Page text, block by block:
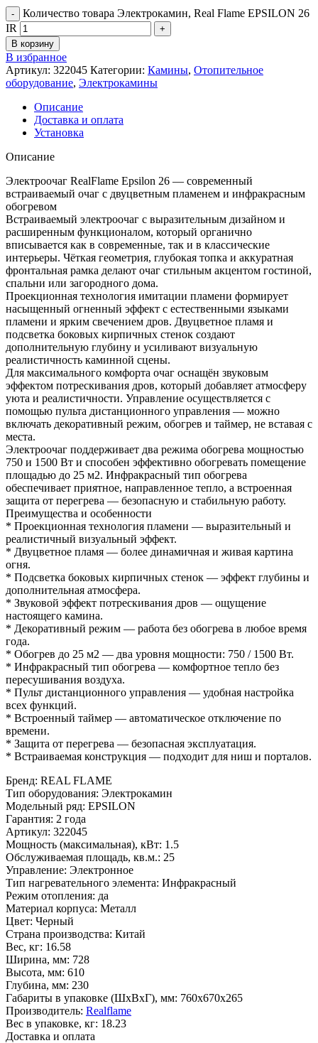
Количество товара Электрокамин, Real Flame EPSILON 26
IR
В корзину
В избранное
Артикул: 322045 Категории: Камины, Отопительное
оборудование, Электрокамины
Описание
Доставка и оплата
Установка
Описание
Электроочаг RealFlame Epsilon 26 — современный
встраиваемый очаг с двуцветным пламенем и инфракрасным
обогревом
Встраиваемый электроочаг с выразительным дизайном и
расширенным функционалом, который органично
вписывается как в современные, так и в классические
интерьеры. Чёткая геометрия, глубокая топка и аккуратная
фронтальная рамка делают очаг стильным акцентом гостиной,
спальни или загородного дома.
Проекционная технология имитации пламени формирует
насыщенный огненный эффект с естественными языками
пламени и ярким свечением дров. Двуцветное пламя и
подсветка боковых кирпичных стенок создают
дополнительную глубину и усиливают визуальную
реалистичность каминной сцены.
Для максимального комфорта очаг оснащён звуковым
эффектом потрескивания дров, который добавляет атмосферу
уюта и реалистичности. Управление осуществляется с
помощью пульта дистанционного управления — можно
включать декоративный режим, обогрев и таймер, не вставая с
места.
Электроочаг поддерживает два режима обогрева мощностью
750 и 1500 Вт и способен эффективно обогревать помещение
площадью до 25 м2. Инфракрасный тип обогрева
обеспечивает приятное, направленное тепло, а встроенная
защита от перегрева — безопасную и стабильную работу.
Преимущества и особенности
* Проекционная технология пламени — выразительный и
реалистичный визуальный эффект.
* Двуцветное пламя — более динамичная и живая картина
огня.
* Подсветка боковых кирпичных стенок — эффект глубины и
дополнительная атмосфера.
* Звуковой эффект потрескивания дров — ощущение
настоящего камина.
* Декоративный режим — работа без обогрева в любое время
года.
* Обогрев до 25 м2 — два уровня мощности: 750 / 1500 Вт.
* Инфракрасный тип обогрева — комфортное тепло без
пересушивания воздуха.
* Пульт дистанционного управления — удобная настройка
всех функций.
* Встроенный таймер — автоматическое отключение по
времени.
* Защита от перегрева — безопасная эксплуатация.
* Встраиваемая конструкция — подходит для ниш и порталов.
Бренд: REAL FLAME
Тип оборудования: Электрокамин
Модельный ряд: EPSILON
Гарантия: 2 года
Артикул: 322045
Мощность (максимальная), кВт: 1.5
Обслуживаемая площадь, кв.м.: 25
Управление: Электронное
Тип нагревательного элемента: Инфракрасный
Режим отопления: да
Материал корпуса: Металл
Цвет: Черный
Страна производства: Китай
Вес, кг: 16.58
Ширина, мм: 728
Высота, мм: 610
Глубина, мм: 230
Габариты в упаковке (ШxВxГ), мм: 760х670х265
Производитель: Realflame
Вес в упаковке, кг: 18.23
Доставка и оплата